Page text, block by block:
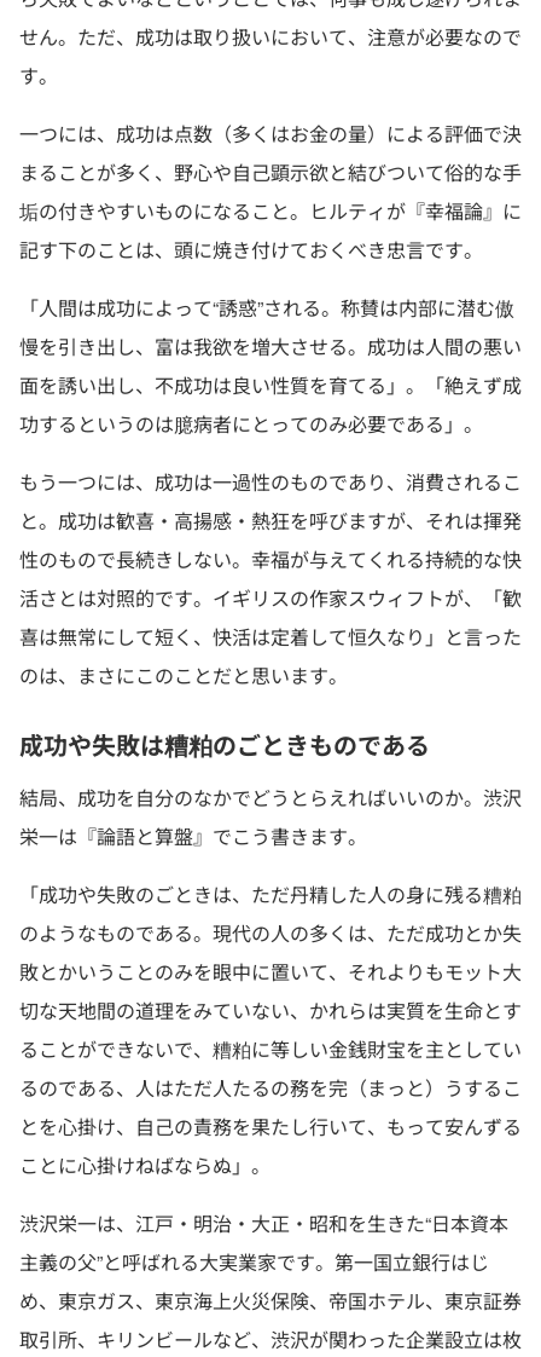
せん。ただ、成功は取り扱いにおいて、注意が必要なので
す。
一つには、成功は点数（多くはお金の量）による評価で決
まることが多く、野心や自己顕示欲と結びついて俗的な手
垢の付きやすいものになること。ヒルティが『幸福論』に
記す下のことは、頭に焼き付けておくべき忠言です。
「人間は成功によって“誘惑”される。称賛は内部に潜む傲
慢を引き出し、富は我欲を増大させる。成功は人間の悪い
面を誘い出し、不成功は良い性質を育てる」。「絶えず成
功するというのは臆病者にとってのみ必要である」。
もう一つには、成功は一過性のものであり、消費されるこ
と。成功は歓喜・高揚感・熱狂を呼びますが、それは揮発
性のもので長続きしない。幸福が与えてくれる持続的な快
活さとは対照的です。イギリスの作家スウィフトが、「歓
喜は無常にして短く、快活は定着して恒久なり」と言った
のは、まさにこのことだと思います。
成功や失敗は糟粕のごときものである
結局、成功を自分のなかでどうとらえればいいのか。渋沢
栄一は『論語と算盤』でこう書きます。
「成功や失敗のごときは、ただ丹精した人の身に残る糟粕
のようなものである。現代の人の多くは、ただ成功とか失
敗とかいうことのみを眼中に置いて、それよりもモット大
切な天地間の道理をみていない、かれらは実質を生命とす
ることができないで、糟粕に等しい金銭財宝を主としてい
るのである、人はただ人たるの務を完（まっと）うするこ
とを心掛け、自己の責務を果たし行いて、もって安んずる
ことに心掛けねばならぬ」。
渋沢栄一は、江戸・明治・大正・昭和を生きた“日本資本
主義の父”と呼ばれる大実業家です。第一国立銀行はじ
め、東京ガス、東京海上火災保険、帝国ホテル、東京証券
取引所、キリンビールなど、渋沢が関わった企業設立は枚